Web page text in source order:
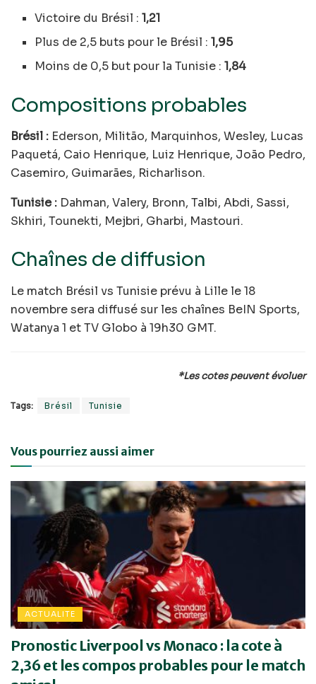
Victoire du Brésil :1,21
Plus de 2,5 buts pour le Brésil :1,95
Moins de 0,5 but pour la Tunisie :1,84
Compositions probables
Brésil : Ederson, Militão, Marquinhos, Wesley, Lucas
Paquetá, Caio Henrique, Luiz Henrique, João Pedro,
Casemiro, Guimarães, Richarlison.
Tunisie : Dahman, Valery, Bronn, Talbi, Abdi, Sassi,
Skhiri, Tounekti, Mejbri, Gharbi, Mastouri.
Chaînes de diffusion
Le match Brésil vs Tunisie prévu à Lille le 18
novembre sera diffusé sur les chaînes BeIN Sports,
Watanya 1 et TV Globo à 19h30 GMT.
*Les cotes peuvent évoluer
Tags: Brésil Tunisie
Vous pourriez aussi aimer
ACTUALITE
Pronostic Liverpool vs Monaco : la cote à
2,36 et les compos probables pour le match